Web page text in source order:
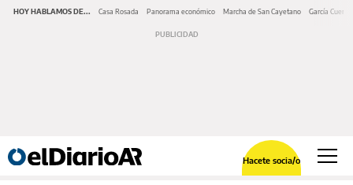
HOY HABLAMOS DE... Casa Rosada Panorama económico Marcha de San Cayetano García Cuerva
Hacete socia/o